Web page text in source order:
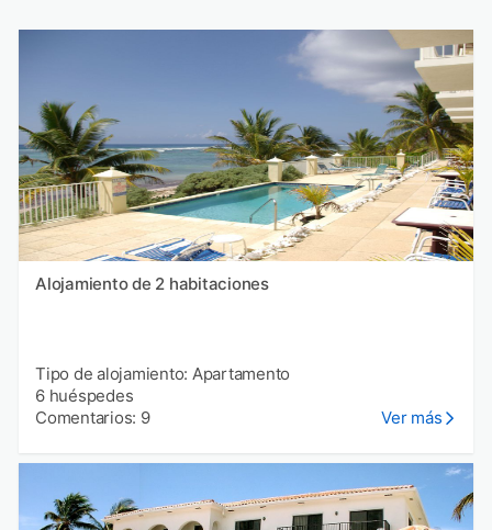
Alojamiento de 2 habitaciones
Tipo de alojamiento: Apartamento
6 huéspedes
Comentarios: 9
Ver más